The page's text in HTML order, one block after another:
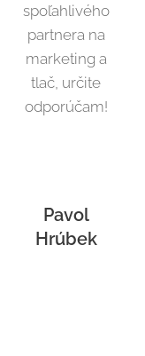
spoľahlivého
partnera na
marketing a
tlač, určite
odporúčam!
Pavol
Hrúbek